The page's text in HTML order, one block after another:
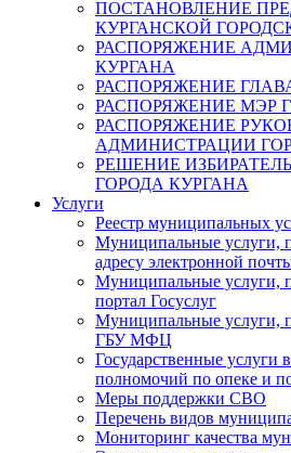
ПОСТАНОВЛЕНИЕ
КУРГАНСКОЙ
РАСПОРЯЖЕНИЕ
КУРГАНА
РАСПОРЯЖЕНИЕ
РАСПОРЯЖЕНИЕ МЭР
РАСПОРЯЖЕНИЕ
АДМИНИСТРАЦИИ
РЕШЕНИЕ
ГОРОДА КУРГАНА
Услуги
Реестр муниципальных
Муниципальные услуги,
адресу электронной
Муниципальные услуги,
портал Госуслуг
Муниципальные услуги,
ГБУ МФЦ
Государственные услуги
полномочий по опеке и
Меры поддержки СВО
Перечень видов
Мониторинг качества